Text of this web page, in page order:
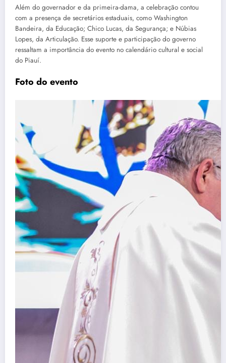
Além do governador e da primeira-dama, a celebração contou
com a presença de secretários estaduais, como Washington
Bandeira, da Educação; Chico Lucas, da Segurança; e Núbias
Lopes, da Articulação. Esse suporte e participação do governo
ressaltam a importância do evento no calendário cultural e social
do Piauí.
Foto do evento